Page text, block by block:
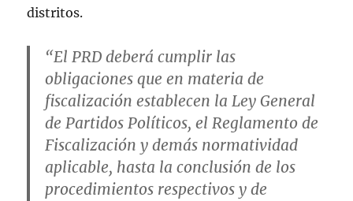
distritos.
“El PRD deberá cumplir las
obligaciones que en materia de
fiscalización establecen la Ley General
de Partidos Políticos, el Reglamento de
Fiscalización y demás normatividad
aplicable, hasta la conclusión de los
procedimientos respectivos y de